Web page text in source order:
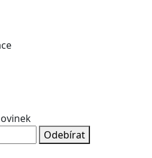
Odebírat